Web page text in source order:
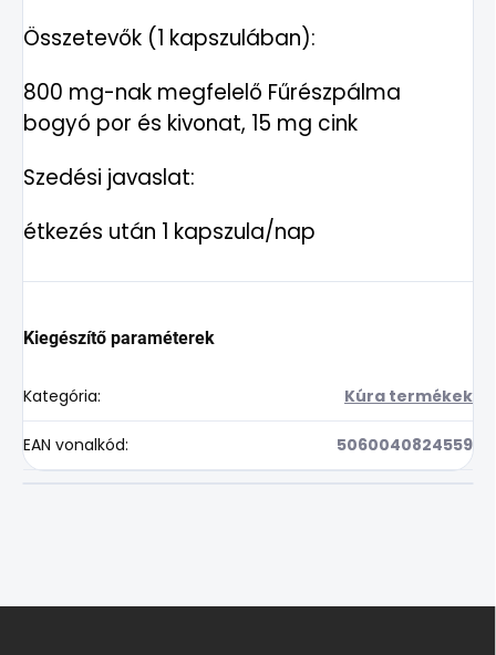
Összetevők (1 kapszulában):
800 mg-nak megfelelő Fűrészpálma
bogyó por és kivonat, 15 mg cink
Szedési javaslat:
étkezés után 1 kapszula/nap
Kiegészítő paraméterek
Kategória: Kúra termékek
EAN vonalkód: 5060040824559